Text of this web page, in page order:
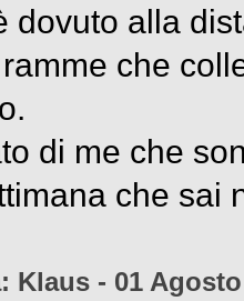
dovuto alla
che
di me che
che sai
Klaus - 01 Agosto